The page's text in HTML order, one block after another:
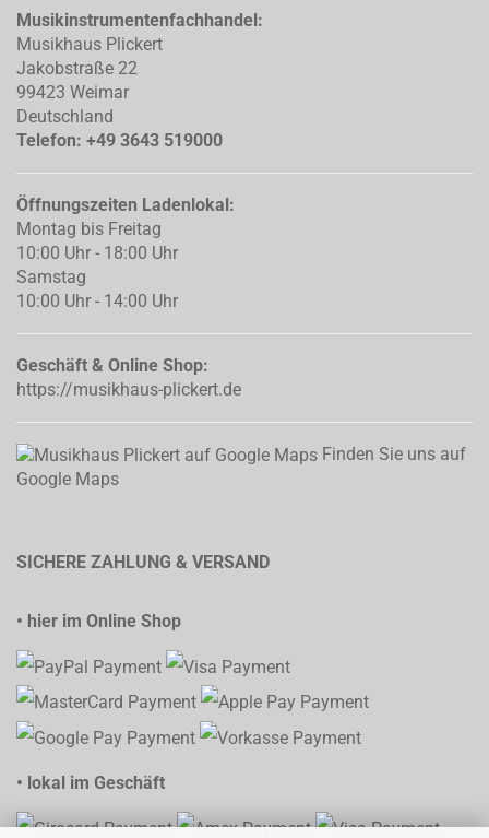
Musikinstrumentenfachhandel:
Musikhaus Plickert
Jakobstraße 22
99423 Weimar
Deutschland
Telefon: +49 3643 519000
Öffnungszeiten Ladenlokal:
Montag bis Freitag
10:00 Uhr - 18:00 Uhr
Samstag
10:00 Uhr - 14:00 Uhr
Geschäft & Online Shop:
https://musikhaus-plickert.de
Finden Sie uns auf
Google Maps
SICHERE ZAHLUNG & VERSAND
• hier im Online Shop
• lokal im Geschäft